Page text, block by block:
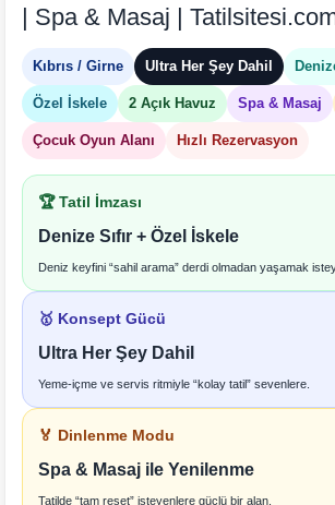
| Spa & Masaj |
Kıbrıs / Girne Ultra Her Şey Dahil
Özel İskele 2 Açık Havuz Spa & Masaj
Çocuk Oyun Alanı Hızlı Rezervasyon
🏆 Tatil İmzası
Denize Sıfır + Özel İskele
Deniz keyfini “sahil arama” derdi olmadan yaşamak
🥇 Konsept Gücü
Ultra Her Şey Dahil
Yeme-içme ve servis ritmiyle “kolay tatil” sevenlere.
🏅 Dinlenme Modu
Spa & Masaj ile Yenilenme
Tatilde “tam reset” isteyenlere güçlü bir alan.